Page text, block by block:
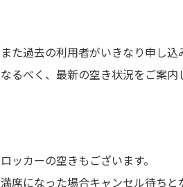
また過去の利用者がいきなり申し込
なるべく、最新の空き状況をご案内
ロッカーの空きもございます。
満席になった場合キャンセル待ち